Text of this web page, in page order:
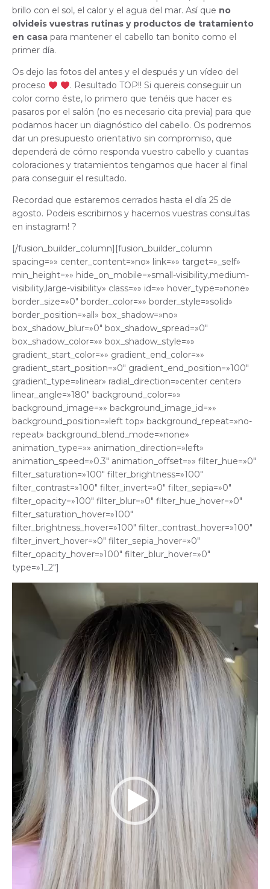
brillo con el sol, el calor y el agua del mar. Así que no
olvideis vuestras rutinas y productos de tratamiento
en casa para mantener el cabello tan bonito como el
primer día.
Os dejo las fotos del antes y el después y un vídeo del
proceso
. Resultado TOP!! Si quereis conseguir un
color como éste, lo primero que tenéis que hacer es
pasaros por el salón (no es necesario cita previa) para que
podamos hacer un diagnóstico del cabello. Os podremos
dar un presupuesto orientativo sin compromiso, que
dependerá de cómo responda vuestro cabello y cuantas
coloraciones y tratamientos tengamos que hacer al final
para conseguir el resultado.
Recordad que estaremos cerrados hasta el día 25 de
agosto. Podeis escribirnos y hacernos vuestras consultas
en instagram! ?
[/fusion_builder_column][fusion_builder_column
spacing=»» center_content=»no» link=»» target=»_self»
min_height=»» hide_on_mobile=»small-visibility,medium-
visibility,large-visibility» class=»» id=»» hover_type=»none»
border_size=»0″ border_color=»» border_style=»solid»
border_position=»all» box_shadow=»no»
box_shadow_blur=»0″ box_shadow_spread=»0″
box_shadow_color=»» box_shadow_style=»»
gradient_start_color=»» gradient_end_color=»»
gradient_start_position=»0″ gradient_end_position=»100″
gradient_type=»linear» radial_direction=»center center»
linear_angle=»180″ background_color=»»
background_image=»» background_image_id=»»
background_position=»left top» background_repeat=»no-
repeat» background_blend_mode=»none»
animation_type=»» animation_direction=»left»
animation_speed=»0.3″ animation_offset=»» filter_hue=»0″
filter_saturation=»100″ filter_brightness=»100″
filter_contrast=»100″ filter_invert=»0″ filter_sepia=»0″
filter_opacity=»100″ filter_blur=»0″ filter_hue_hover=»0″
filter_saturation_hover=»100″
filter_brightness_hover=»100″ filter_contrast_hover=»100″
filter_invert_hover=»0″ filter_sepia_hover=»0″
filter_opacity_hover=»100″ filter_blur_hover=»0″
type=»1_2″]
Reproductor